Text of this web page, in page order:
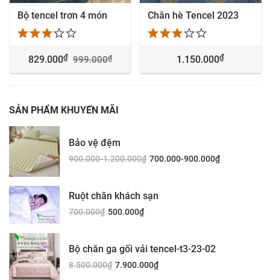
Bộ tencel trơn 4 món
829.000₫ 999.000₫
Chăn hè Tencel 2023
1.150.000₫
SẢN PHẨM KHUYẾN MÃI
Bảo vệ đệm
900.000-1.200.000₫ 700.000-900.000₫
Ruột chăn khách sạn
700.000₫ 500.000₫
Bộ chăn ga gối vải tencel-t3-23-02
8.500.000₫ 7.900.000₫